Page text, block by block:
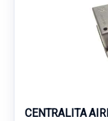
CENTRALITA